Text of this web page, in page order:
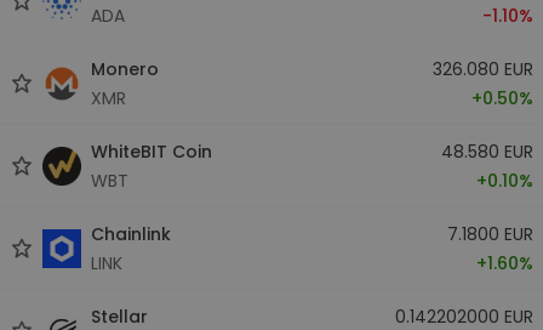
ADA
-1.10%
Monero
XMR
326.080 EUR
+0.50%
WhiteBIT Coin
WBT
48.580 EUR
+0.10%
Chainlink
LINK
7.1800 EUR
+1.60%
Stellar
0.142202000 EUR